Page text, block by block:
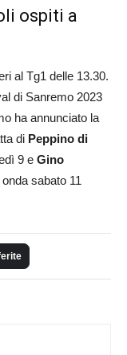
ospiti a
al Tg1 delle 13.30.
di Sanremo 2023
ha annunciato la
di Peppino di
9 e Gino
sabato 11